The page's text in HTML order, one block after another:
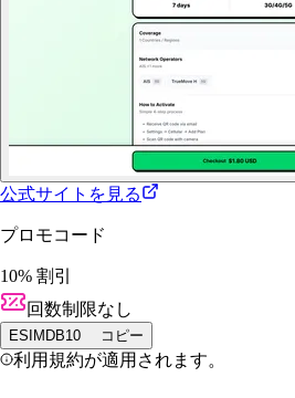
公式サイトを見る
プロモコード
10% 割引
回数制限なし
ESIMDB10 コピー
利用規約が適用されます。